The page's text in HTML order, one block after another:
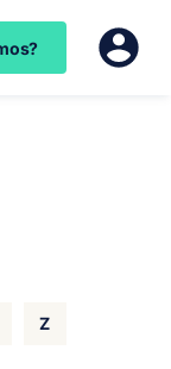
Z